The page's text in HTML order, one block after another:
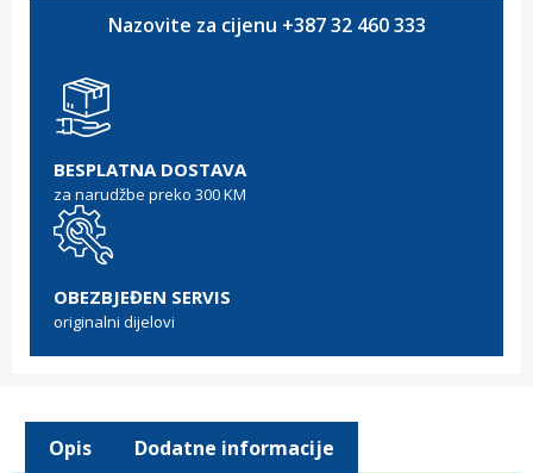
Nazovite za cijenu +387 32 460 333
BESPLATNA DOSTAVA
za narudžbe preko 300 KM
OBEZBJEĐEN SERVIS
originalni dijelovi
Opis Dodatne informacije